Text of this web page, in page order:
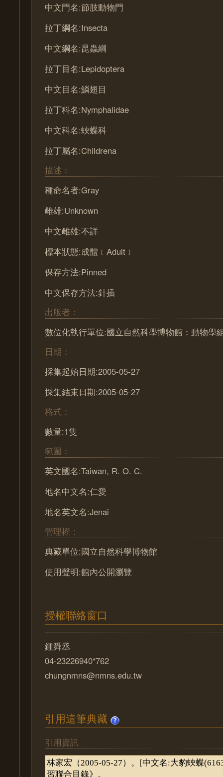
中文門名:節肢動物門
拉丁綱名:Insecta
中文綱名:昆蟲綱
拉丁目名:Lepidoptera
中文目名:鱗翅目
拉丁科名:Nymphalidae
中文科名:蛺蝶科
拉丁屬名:Childrena
描述：
種命名者:Gray
雌雄:Unknown
中文雌雄:不詳
標本狀態:成體﹝Adult﹞
保存方法:Pinned
中文保存方法:針插
出版者：
數位化執行單位:國立自然科學博物館：動物學
日期：
採集起始日期:2005-05-27
採集結束日期:2005-05-27
格式：
數量:1隻
範圍：
英文國名:Taiwan, R. O. C.
地名中文名:仁愛
地名英文名:Jenai
管理權：
典藏單位:國立自然科學博物館
使用聲明:館內公開瀏覽
授權聯絡窗口
鍾舜丞
04-23226940*762
chungnmns@nmns.edu.tw
引用這筆典藏
引用資訊